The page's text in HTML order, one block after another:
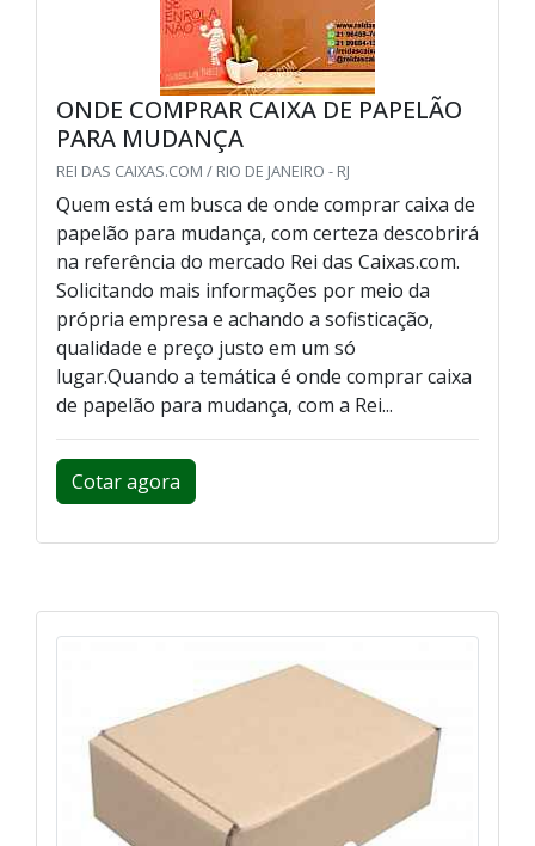
ONDE COMPRAR CAIXA DE PAPELÃO
PARA MUDANÇA
REI DAS CAIXAS.COM / RIO DE JANEIRO - RJ
Quem está em busca de onde comprar caixa de
papelão para mudança, com certeza descobrirá
na referência do mercado Rei das Caixas.com.
Solicitando mais informações por meio da
própria empresa e achando a sofisticação,
qualidade e preço justo em um só
lugar.Quando a temática é onde comprar caixa
de papelão para mudança, com a Rei...
Cotar agora